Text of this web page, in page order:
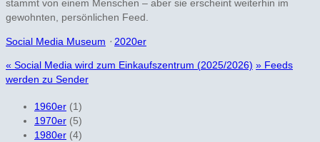
stammt von einem Menschen – aber sie erscheint weiterhin im
gewohnten, persönlichen Feed.
Social Media Museum ⋅ 2020er
« Social Media wird zum Einkaufszentrum (2025/2026) » Feeds
werden zu Sender
1960er (1)
1970er (5)
1980er (4)